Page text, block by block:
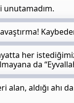
unutamadım.
her
da
alan, aldığı ahı